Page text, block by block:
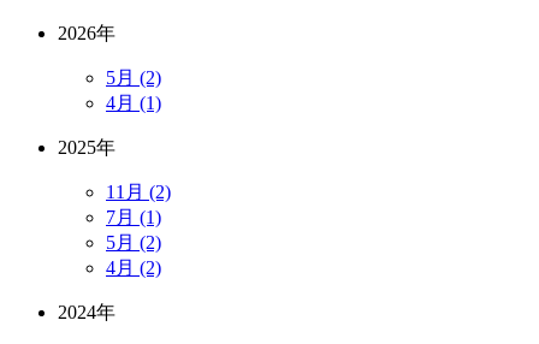
2026年
5月 (2)
4月 (1)
2025年
11月 (2)
7月 (1)
5月 (2)
4月 (2)
2024年